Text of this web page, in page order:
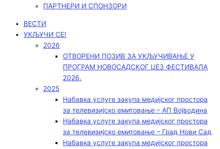
ПАРТНЕРИ И СПОНЗОРИ
ВЕСТИ
УКЉУЧИ СЕ!
2026
ОТВОРЕНИ ПОЗИВ ЗА УКЉУЧИВАЊЕ У
ПРОГРАМ НОВОСАДСКОГ ЏЕЗ ФЕСТИВАЛА
2026.
2025
Набавка услуге закупа медијског простора
за телевизијско емитовање – АП Војводинa
Набавка услуге закупа медијског простора
за телевизијско емитовање – Град Нови Сад
Набавка услуге закупа медијског простора